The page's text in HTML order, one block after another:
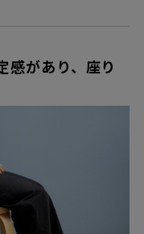
感があり、座り